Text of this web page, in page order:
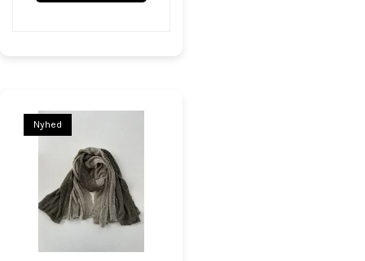
Nyhed